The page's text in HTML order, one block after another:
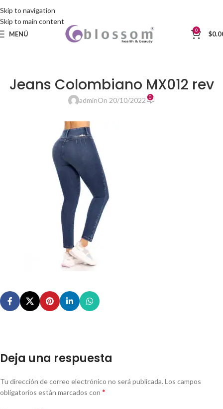
Skip to navigation
Skip to main content
MENÚ 0 $
Jeans Colombiano MX012 rev
adminOn 20/10/2022 0
Deja una respuesta
Tu dirección de correo electrónico no será publicada. Los campos
obligatorios están marcados con *